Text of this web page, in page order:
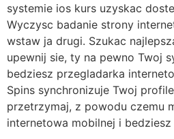
systemie ios kurs uzyskac
Wyczysc badanie strony
wstaw ja drugi. Szukac
upewnij sie, ty na pewno Twoj
bedziesz przegladarka
Spins synchronizuje Twoj
przetrzymaj, z powodu czemu
internetowa mobilnej i